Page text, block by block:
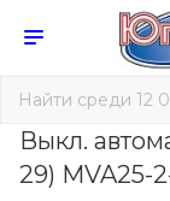
Выкл.
29) MVA25-